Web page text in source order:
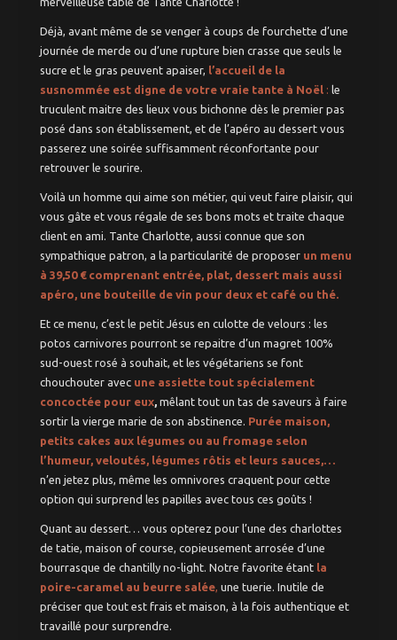
Déjà, avant même de se venger à coups de fourchette d’une
journée de merde ou d’une rupture bien crasse que seuls le
sucre et le gras peuvent apaiser, l’accueil de la
susnommée est digne de votre vraie tante à Noël : le
truculent maitre des lieux vous bichonne dès le premier pas
posé dans son établissement, et de l’apéro au dessert vous
passerez une soirée suffisamment réconfortante pour
retrouver le sourire.
Voilà un homme qui aime son métier, qui veut faire plaisir, qui
vous gâte et vous régale de ses bons mots et traite chaque
client en ami. Tante Charlotte, aussi connue que son
sympathique patron, a la particularité de proposer un menu
à 39,50 € comprenant entrée, plat, dessert mais aussi
apéro, une bouteille de vin pour deux et café ou thé.
Et ce menu, c’est le petit Jésus en culotte de velours : les
potos carnivores pourront se repaitre d’un magret 100%
sud-ouest rosé à souhait, et les végétariens se font
chouchouter avec une assiette tout spécialement
concoctée pour eux mêlant tout un tas de saveurs à faire
sortir la vierge marie de son abstinence. Purée maison,
petits cakes aux légumes ou au fromage selon
l’humeur, veloutés, légumes rôtis et leurs sauces,…
n’en jetez plus, même les omnivores craquent pour cette
option qui surprend les papilles avec tous ces goûts !
Quant au dessert… vous opterez pour l’une des charlottes
de tatie, maison of course, copieusement arrosée d’une
bourrasque de chantilly no-light. Notre favorite étant la
poire-caramel au beurre salée une tuerie. Inutile de
préciser que tout est frais et maison, à la fois authentique et
travaillé pour surprendre.